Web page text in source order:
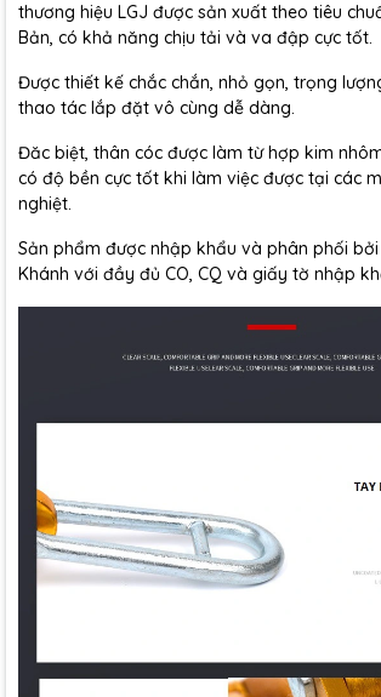
thương hiệu LGJ được sản xuất theo tiêu chu
Bản, có khả năng chịu tải và va đập cực tốt.
Được thiết kế chắc chắn, nhỏ gọn, trọng lư
thao tác lắp đặt vô cùng dễ dàng.
Đăc biệt, thân cóc được làm từ hợp kim nh
có độ bền cực tốt khi làm việc được tại các
nghiệt.
Sản phẩm được nhập khẩu và phân phối bởi
Khánh với đầy đủ CO, CQ và giấy tờ nhập